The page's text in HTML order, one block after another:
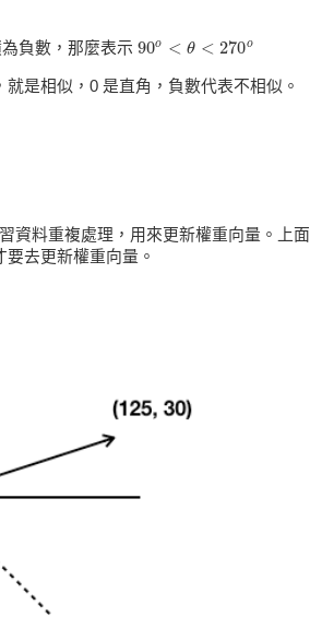
負數，那麼表示 90o < θ < 270o
90o <𝜃 <270 o
是相似，0 是直角，負數代表不相似。
資料重複處理，用來更新權重向量。上面
去更新權重向量。